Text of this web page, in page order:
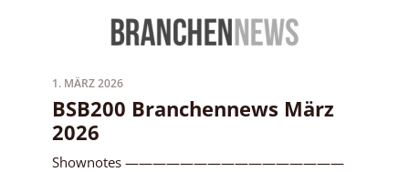
1. MÄRZ 2026
BSB200 Branchennews März
2026
Shownotes ————————————————